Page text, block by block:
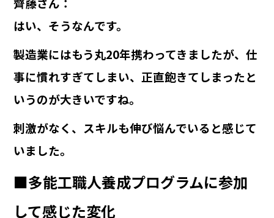
はい、そうなんです。
製造業にはもう丸20年携わってきましたが、仕
事に慣れすぎてしまい、正直飽きてしまったと
いうのが大きいですね。
刺激がなく、スキルも伸び悩んでいると感じて
いました。
■多能工職人養成プログラムに参加
して感じた変化